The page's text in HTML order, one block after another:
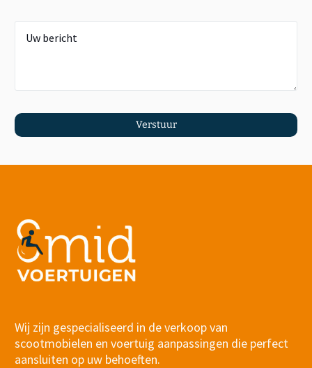
Verstuur
Wij zijn gespecialiseerd in de verkoop van
scootmobielen en voertuig aanpassingen die perfect
aansluiten op uw behoeften.